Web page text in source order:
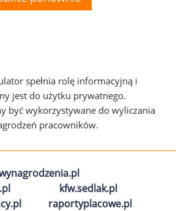
spełnia rolę informacyjną i
jest do użytku prywatnego.
być wykorzystywane do wyliczania
pracowników.
kfw.sedlak.pl
raportyplacowe.pl